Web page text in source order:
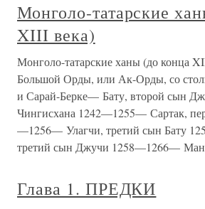
Монголо-татарские
XIII века)
Монголо-татарские ханы (до конца
Большой Орды, или Ак-Орды, со
и Сарай-Берке— Бату, второй сын
Чингисхана 1242—1255— Сартак,
—1256— Улагчи, третий сын Бату
третий сын Джучи 1258—1266—
Глава 1. ПРЕДКИ